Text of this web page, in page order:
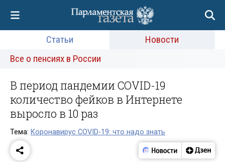
Статьи
Новости
Все о пенсиях в России
В период пандемии COVID-19
количество фейков в Интернете
выросло в 10 раз
Тема: Коронавирус COVID-19: что надо знать